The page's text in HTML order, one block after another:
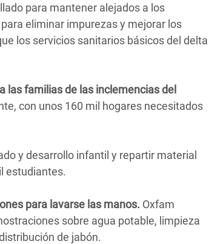
para mantener alejados a los
eliminar impurezas y mejorar los
los servicios sanitarios básicos del delta
las familias de las inclemencias del
con unos 160 mil hogares necesitados
y desarrollo infantil y repartir material
estudiantes.
para lavarse las manos. Oxfam
sobre agua potable, limpieza
de jabón.